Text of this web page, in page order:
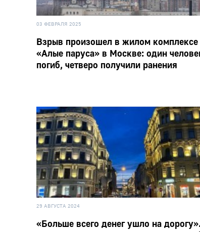
03 ФЕВРАЛЯ 2025
Взрыв произошел в жилом комплексе
«Алые паруса» в Москве: один
погиб, четверо получили ранения
29 АВГУСТА 2024
«Больше всего денег ушло на